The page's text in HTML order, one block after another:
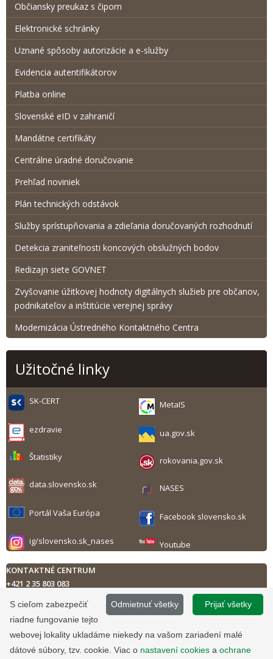
Občiansky preukaz s čipom
Elektronické schránky
Uznané spôsoby autorizácie a e-služby
Evidencia autentifikátorov
Platba online
Slovenské eID v zahraničí
Mandátne certifikáty
Centrálne úradné doručovanie
Prehľad noviniek
Plán technických odstávok
Služby sprístupňovania a zdieľania doručovaných rozhodnutí
Detekcia zraniteľnosti koncových obslužných bodov
Redizajn siete GOVNET
Zvyšovanie úžitkovej hodnoty digitálnych služieb pre občanov,
podnikateľov a inštitúcie verejnej správy
Modernizácia Ústredného Kontaktného Centra
Užitočné linky
SK-CERT MetaIS
ezdravie ua.gov.sk
Štatistiky rokovania.gov.sk
data.slovensko.sk NASES
Portál Vaša Európa Facebook slovensko.sk
ig/slovensko.sk_nases Youtube
KONTAKTNÉ CENTRUM
+421 2 35 803 083
Kontaktný formulár
Pondelok až piatok
Tlač obsahu
Prijať všetky
Odmietnuť všetky
S cieľom zabezpečiť
riadne fungovanie tejto
webovej lokality ukladáme niekedy na vašom zariadení malé
dátové súbory, tzv. cookie. Viac o nastavení cookies a ochrane